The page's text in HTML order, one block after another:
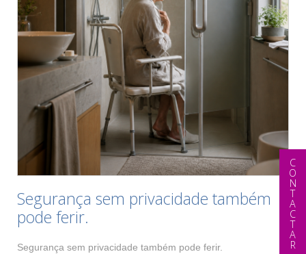
Segurança sem privacidade também
pode ferir.
Segurança sem privacidade também pode ferir. CONTACTAR